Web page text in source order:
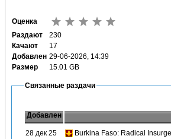
Оценка
Раздают
230
Качают
17
Добавлен 29-06-2026, 14:39
Размер
15.01 GB
Связанные раздачи
Добавлен
28 дек 25
Burkina Faso: Radical